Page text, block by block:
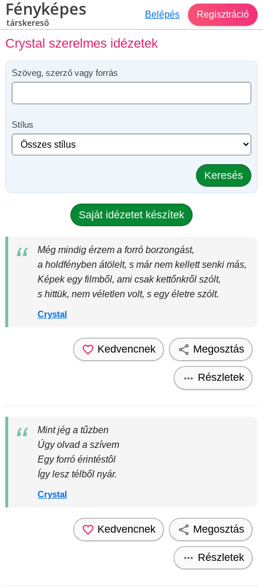
Fényképes
társkereső
Belépés Regisztráció
Crystal szerelmes idézetek
Szöveg, szerző vagy forrás
Stílus
Keresés
Saját idézetet készítek
Még mindig érzem a forró borzongást,
a holdfényben átölelt, s már nem kellett senki más,
Képek egy filmből, ami csak kettőnkről szólt,
s hittük, nem véletlen volt, s egy életre szólt.
Crystal
Kedvencnek Megosztás
Részletek
Mint jég a tűzben
Úgy olvad a szívem
Egy forró érintéstôl
Így lesz télből nyár.
Crystal
Kedvencnek Megosztás
Részletek